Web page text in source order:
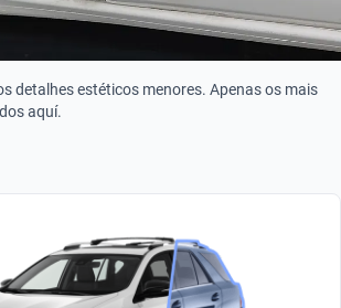
detalhes estéticos menores. Apenas os mais
aquí.